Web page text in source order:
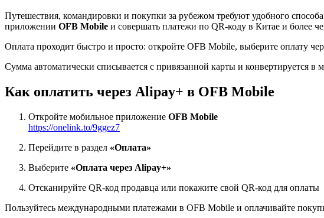
Путешествия, командировки и покупки за рубежом требуют удобного
приложении OFB Mobile и совершать платежи по QR-коду в Китае и более
Оплата проходит быстро и просто: откройте OFB Mobile, выберите оплату
Сумма автоматически списывается с привязанной карты и конвертируется
Как оплатить через Alipay+ в OFB Mobile
Откройте мобильное приложение OFB Mobile
https://onelink.to/9ggez7
Перейдите в раздел «Оплата»
Выберите «Оплата через Alipay+»
Отсканируйте QR-код продавца или покажите свой QR-код для оплаты
Пользуйтесь международными платежами в OFB Mobile и оплачивайте